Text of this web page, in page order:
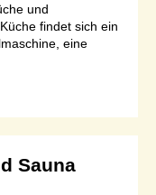
und
findet sich ein
eine
Sauna